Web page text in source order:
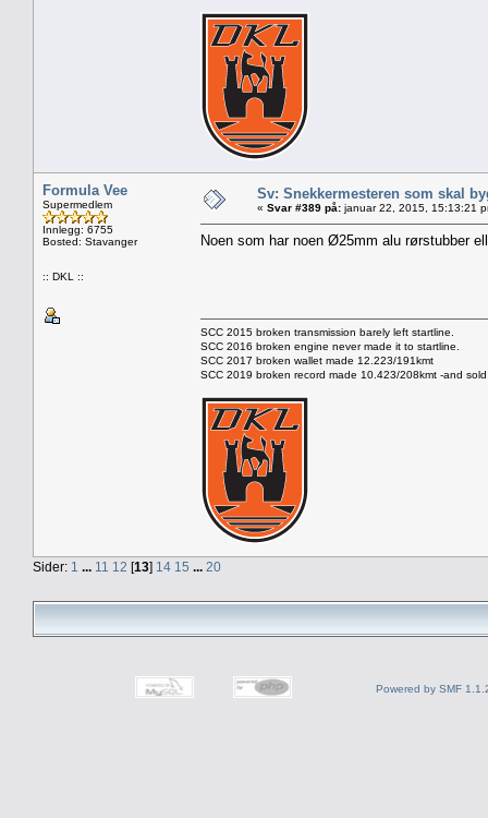
Formula Vee
Supermedlem
Innlegg: 6755
Bosted: Stavanger
:: DKL ::
Sv: Snekkermesteren som skal
« Svar #389 på: januar 22, 2015, 15:13:21
Noen som har noen Ø25mm alu rørstubber
SCC 2015 broken transmission barely left startline.
SCC 2016 broken engine never made it to startline.
SCC 2017 broken wallet made 12.223/191kmt
SCC 2019 broken record made 10.423/208kmt -and
Sider: 1 ... 11 12 [13] 14 15 ... 20
Powered by SMF